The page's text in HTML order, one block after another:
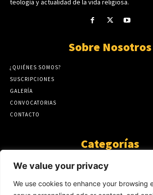
We value your privacy
We use cookies to enhance your browsing
teología y actualidad de la vida religiosa.
Sobre Nosotros
¿QUIÉNES SOMOS?
SUSCRIPCIONES
GALERÍA
CONVOCATORIAS
CONTACTO
Categorías
ARTÍCULOS
GUANTE DE SEDA
AL CALOR DE LA PALABRA